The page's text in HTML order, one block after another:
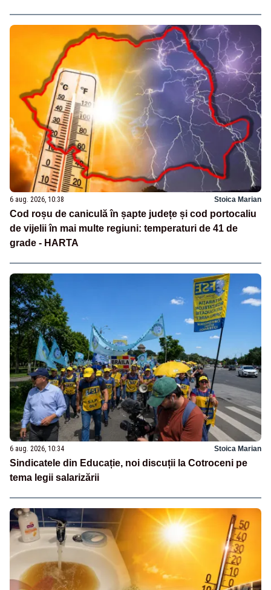
6 aug. 2026, 10:38 Stoica Marian
Cod roșu de caniculă în șapte județe și cod portocaliu
de vijelii în mai multe regiuni: temperaturi de 41 de
grade - HARTA
6 aug. 2026, 10:34 Stoica Marian
Sindicatele din Educație, noi discuții la Cotroceni pe
tema legii salarizării